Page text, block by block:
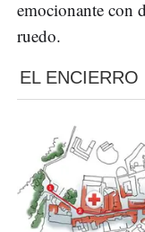
emocionante con
ruedo.
EL ENCIERRO